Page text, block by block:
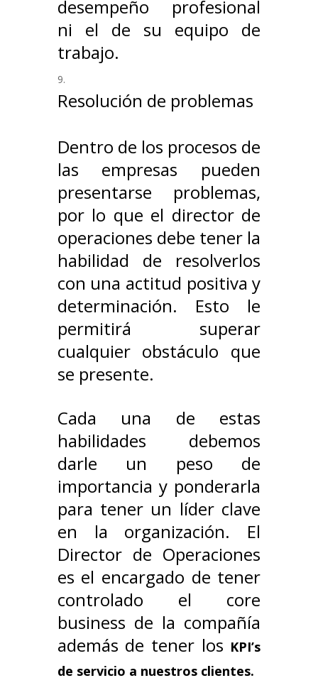
desempeño profesional
ni el de su equipo de
trabajo.
Resolución de problemas
Dentro de los procesos de
las empresas pueden
presentarse problemas,
por lo que el director de
operaciones debe tener la
habilidad de resolverlos
con una actitud positiva y
determinación. Esto le
permitirá superar
cualquier obstáculo que
se presente.
Cada una de estas
habilidades debemos
darle un peso de
importancia y ponderarla
para tener un líder clave
en la organización. El
Director de Operaciones
es el encargado de tener
controlado el core
business de la compañía
además de tener los KPI’s
de servicio a nuestros clientes.